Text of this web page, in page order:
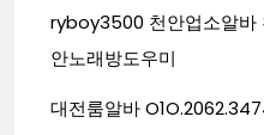
ryboy3500 천안업소알바
안노래방도우미
대전룸알바